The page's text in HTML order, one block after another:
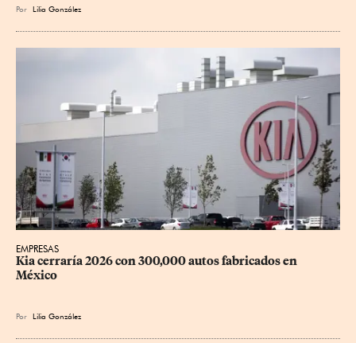
Por Lilia González
EMPRESAS
Kia cerraría 2026 con 300,000 autos fabricados en
México
Por Lilia González